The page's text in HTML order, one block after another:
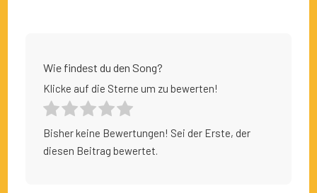
Wie findest du den Song?
Klicke auf die Sterne um zu bewerten!
Bisher keine Bewertungen! Sei der Erste, der
diesen Beitrag bewertet.